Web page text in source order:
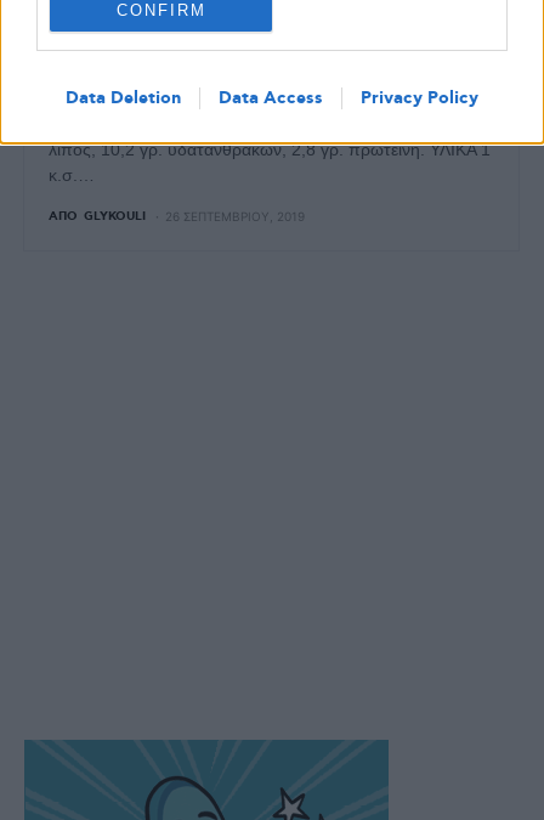
CONFIRM
Data Deletion Data Access Privacy Policy
ΚΥΡΊΩΣ ΠΙΆΤΟ ΣΥΝΤΑΓΈΣ
λίπος, 10,2 γρ. υδατανθράκων, 2,8 γρ. πρωτεΐνη. ΥΛΙΚΑ 1
κ.σ.…
ΑΠΌ GLYKOULI 26 ΣΕΠΤΕΜΒΡΊΟΥ, 2019